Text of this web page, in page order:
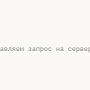
запрос на